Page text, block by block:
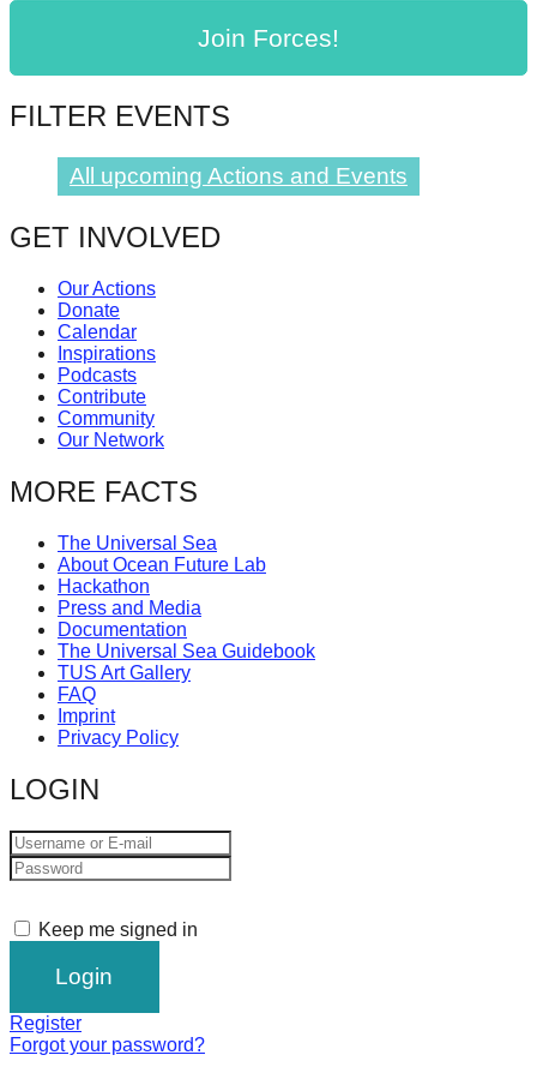
Join Forces!
FILTER EVENTS
All upcoming Actions and Events
GET INVOLVED
Our Actions
Donate
Calendar
Inspirations
Podcasts
Contribute
Community
Our Network
MORE FACTS
The Universal Sea
About Ocean Future Lab
Hackathon
Press and Media
Documentation
The Universal Sea Guidebook
TUS Art Gallery
FAQ
Imprint
Privacy Policy
LOGIN
Keep me signed in
Register
Forgot your password?